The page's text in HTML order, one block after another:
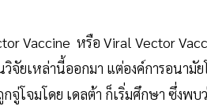
Vaccine หรือ Viral Vector
จัยเหล่านี้ออกมา แต่องค์การอนามั
โจมโดย เดลต้า ก็เริ่มศึกษา ซึ่งพ